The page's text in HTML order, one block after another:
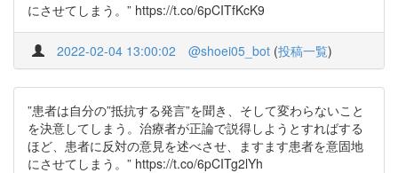
にさせてしまう。” https://t.co/6pCITfKcK9
2022-02-04 13:00:02 @shoei05_bot (投稿一覧)
”患者は自分の”抵抗する発言”を聞き、そして変わらないこと
を決意してしまう。治療者が正論で説得しようとすればする
ほど、患者に反対の意見を述べさせ、ますます患者を意固地
にさせてしまう。” https://t.co/6pCITg2lYh